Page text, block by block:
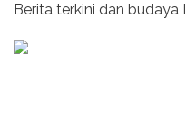
Berita terkini dan budaya